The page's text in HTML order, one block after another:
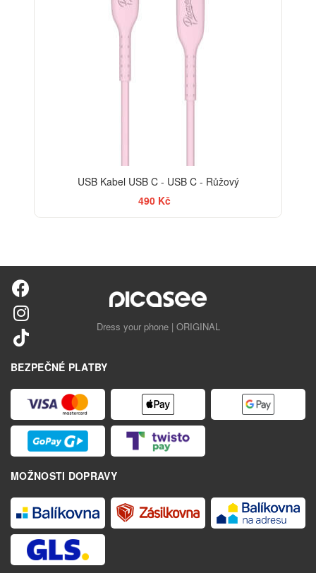
USB Kabel USB C - USB C - Růžový
490 Kč
Dress your phone | ORIGINAL
BEZPEČNÉ PLATBY
MOŽNOSTI DOPRAVY